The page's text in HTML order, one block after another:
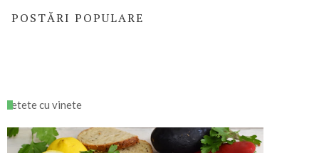
POSTĂRI POPULARE
retete cu vinete